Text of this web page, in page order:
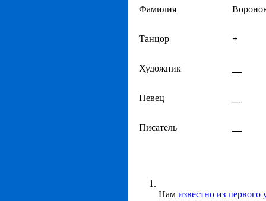
Фамилия
Танцор +
Художник
Певец
Писатель
Нам известно из первого